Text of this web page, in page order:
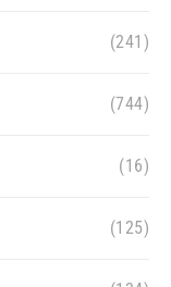
(241)
(744)
(16)
(125)